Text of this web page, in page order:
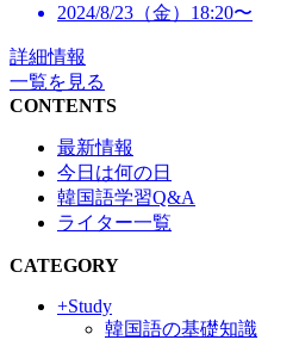
2024/8/23（金）18:20〜
詳細情報
一覧を見る
CONTENTS
最新情報
今日は何の日
韓国語学習Q&A
ライター一覧
CATEGORY
+Study
韓国語の基礎知識